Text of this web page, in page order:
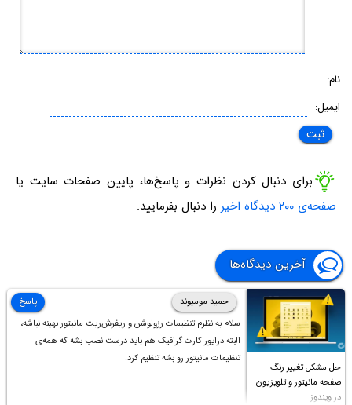
نام:
ایمیل:
برای دنبال کردن نظرات و پاسخ‌ها، پایین صفحات سایت یا
صفحه‌ی ۲۰۰ دیدگاه اخیر
را دنبال بفرمایید.
آخرین دیدگاه‌ها
حل مشکل تغییر رنگ
صفحه مانیتور و تلویزیون
در ویندوز
حمید مومیوند
سلام به نظرم تنظیمات رزولوشن و ریفرش‌ریت مانیتور بهینه نباشه،
البته درایور کارت گرافیک هم باید درست نصب بشه که همه‌ی
تنظیمات مانیتور رو بشه تنظیم کرد.
پاسخ